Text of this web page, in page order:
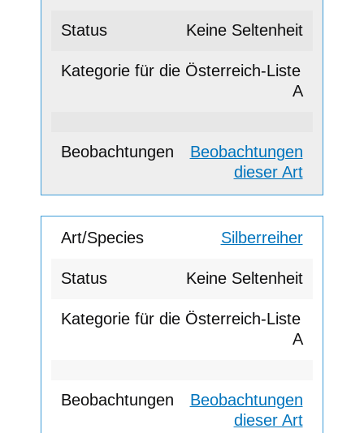
Keine Seltenheit
A
Beobachtungen
dieser Art
Silberreiher
Keine Seltenheit
A
Beobachtungen
dieser Art